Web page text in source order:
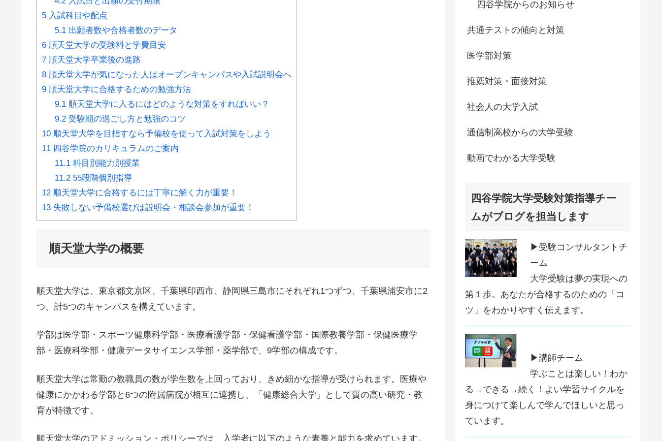
5 入試科目や配点
5.1出願者数や合格者数のデータ
6 順天堂大学の受験料と学費目安
7 順天堂大学卒業後の進路
8 順天堂大学が気になった人はオープンキャンパスや入試説明会へ
9 順天堂大学に合格するための勉強方法
9.1順天堂大学に入るにはどのような対策をすればいい？
9.2受験期の過ごし方と勉強のコツ
10 順天堂大学を目指すなら予備校を使って入試対策をしよう
11 四谷学院のカリキュラムのご案内
11.1科目別能力別授業
11.255段階個別指導
12 順天堂大学に合格するには丁寧に解く力が重要！
13 失敗しない予備校選びは説明会・相談会参加が重要！
順天堂大学の概要
順天堂大学は、東京都文京区、千葉県印西市、静岡県三島市にそれぞれ1つずつ、千葉県浦安市に2
つ、計5つのキャンパスを構えています。
学部は医学部・スポーツ健康科学部・医療看護学部・保健看護学部・国際教養学部・保健医療学
部・医療科学部・健康データサイエンス学部・薬学部で、9学部の構成です。
順天堂大学は常勤の教職員の数が学生数を上回っており、きめ細かな指導が受けられます。医療や
健康にかかわる学部と6つの附属病院が相互に連携し、「健康総合大学」として質の高い研究・教
育が特徴です。
順天堂大学のアドミッション・ポリシーでは、入学者に以下のような素養と能力を求めています。
四谷学院からのお知らせ
共通テストの傾向と対策
医学部対策
推薦対策・面接対策
社会人の大学入試
通信制高校からの大学受験
動画でわかる大学受験
四谷学院大学受験対策指導チー
ムがブログを担当します
▶受験コンサルタントチ
ーム
大学受験は夢の実現への
第１歩。あなたが合格するのための「コ
ツ」をわかりやすく伝えます。
▶講師チーム
学ぶことは楽しい！わか
る→できる→続く！よい学習サイクルを
身につけて楽しんで学んでほしいと思っ
ています。